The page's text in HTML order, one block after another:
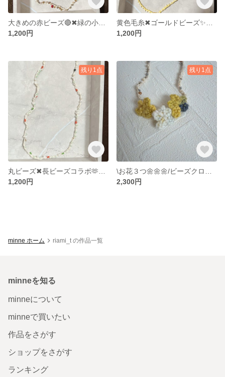
1,200円
1,200円
残り1点
1,200円
残り1点
2,300円
minne ホーム riami_t の作品一覧
minneを知る
minneについて
minneで買いたい
作品をさがす
ショップをさがす
ランキング